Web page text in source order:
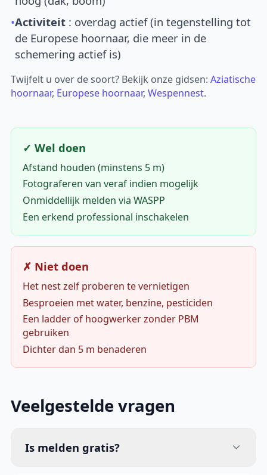
•Activiteit : overdag actief (in tegenstelling tot
de Europese hoornaar, die meer in de
schemering actief is)
Twijfelt u over de soort? Bekijk onze gidsen:Aziatische
hoornaar, Europese hoornaar,Wespennest.
✓ Wel doen
Afstand houden (minstens 5 m)
Fotograferen van veraf indien mogelijk
Onmiddellijk melden via WASPP
Een erkend professional inschakelen
✗ Niet doen
Het nest zelf proberen te vernietigen
Besproeien met water, benzine, pesticiden
Een ladder of hoogwerker zonder PBM
gebruiken
Dichter dan 5 m benaderen
Veelgestelde vragen
Is melden gratis?